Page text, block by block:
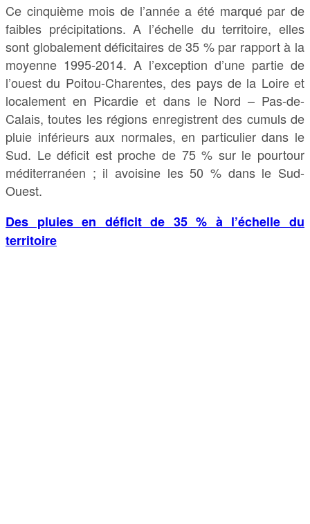
Ce cinquième mois de l’année a été marqué par de
faibles précipitations. A l’échelle du territoire, elles
sont globalement déficitaires de 35 % par rapport à la
moyenne 1995-2014. A l’exception d’une partie de
l’ouest du Poitou-Charentes, des pays de la Loire et
localement en Picardie et dans le Nord – Pas-de-
Calais, toutes les régions enregistrent des cumuls de
pluie inférieurs aux normales, en particulier dans le
Sud. Le déficit est proche de 75 % sur le pourtour
méditerranéen ; il avoisine les 50 % dans le Sud-
Ouest.
Des pluies en déficit de 35 % à l’échelle du
territoire